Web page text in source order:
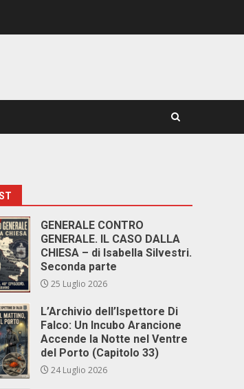
GENERALE CONTRO
GENERALE. IL CASO DALLA
CHIESA – di Isabella Silvestri.
Seconda parte
25 Luglio 2026
L’Archivio dell’Ispettore Di
Falco: Un Incubo Arancione
Accende la Notte nel Ventre
del Porto (Capitolo 33)
24 Luglio 2026